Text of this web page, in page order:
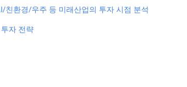
친환경/우주 등 미래산업의 투자 시점 분석
투자 전략